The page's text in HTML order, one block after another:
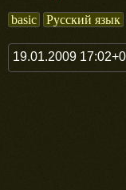
basic
Русский язык
19.01.2009